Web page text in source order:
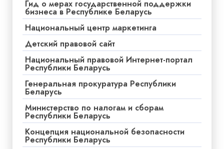
Гид о мерах государственной поддержки
бизнеса в Республике Беларусь
Национальный центр маркетинга
Детский правовой сайт
Национальный правовой Интернет-портал
Республики Беларусь
Генеральная прокуратура Республики
Беларусь
Министерство по налогам и сборам
Республики Беларусь
Концепция национальной безопасности
Республики Беларусь